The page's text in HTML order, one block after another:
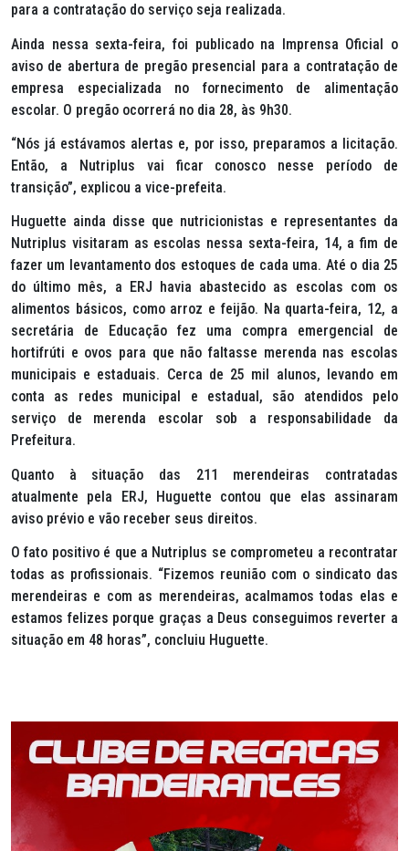
para a contratação do serviço seja realizada.
Ainda nessa sexta-feira, foi publicado na Imprensa Oficial o
aviso de abertura de pregão presencial para a contratação de
empresa especializada no fornecimento de alimentação
escolar. O pregão ocorrerá no dia 28, às 9h30.
“Nós já estávamos alertas e, por isso, preparamos a licitação.
Então, a Nutriplus vai ficar conosco nesse período de
transição”, explicou a vice-prefeita.
Huguette ainda disse que nutricionistas e representantes da
Nutriplus visitaram as escolas nessa sexta-feira, 14, a fim de
fazer um levantamento dos estoques de cada uma. Até o dia 25
do último mês, a ERJ havia abastecido as escolas com os
alimentos básicos, como arroz e feijão. Na quarta-feira, 12, a
secretária de Educação fez uma compra emergencial de
hortifrúti e ovos para que não faltasse merenda nas escolas
municipais e estaduais. Cerca de 25 mil alunos, levando em
conta as redes municipal e estadual, são atendidos pelo
serviço de merenda escolar sob a responsabilidade da
Prefeitura.
Quanto à situação das 211 merendeiras contratadas
atualmente pela ERJ, Huguette contou que elas assinaram
aviso prévio e vão receber seus direitos.
O fato positivo é que a Nutriplus se comprometeu a recontratar
todas as profissionais. “Fizemos reunião com o sindicato das
merendeiras e com as merendeiras, acalmamos todas elas e
estamos felizes porque graças a Deus conseguimos reverter a
situação em 48 horas”, concluiu Huguette.